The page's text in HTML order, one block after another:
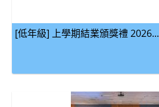
[低年級] 上學期結業頒獎禮 2026...